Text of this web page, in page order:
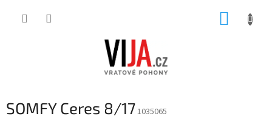
SOMFY Ceres 8/171035065